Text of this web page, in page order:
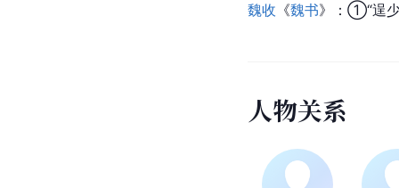
魏收 《魏书》：①“逞少
人物关系